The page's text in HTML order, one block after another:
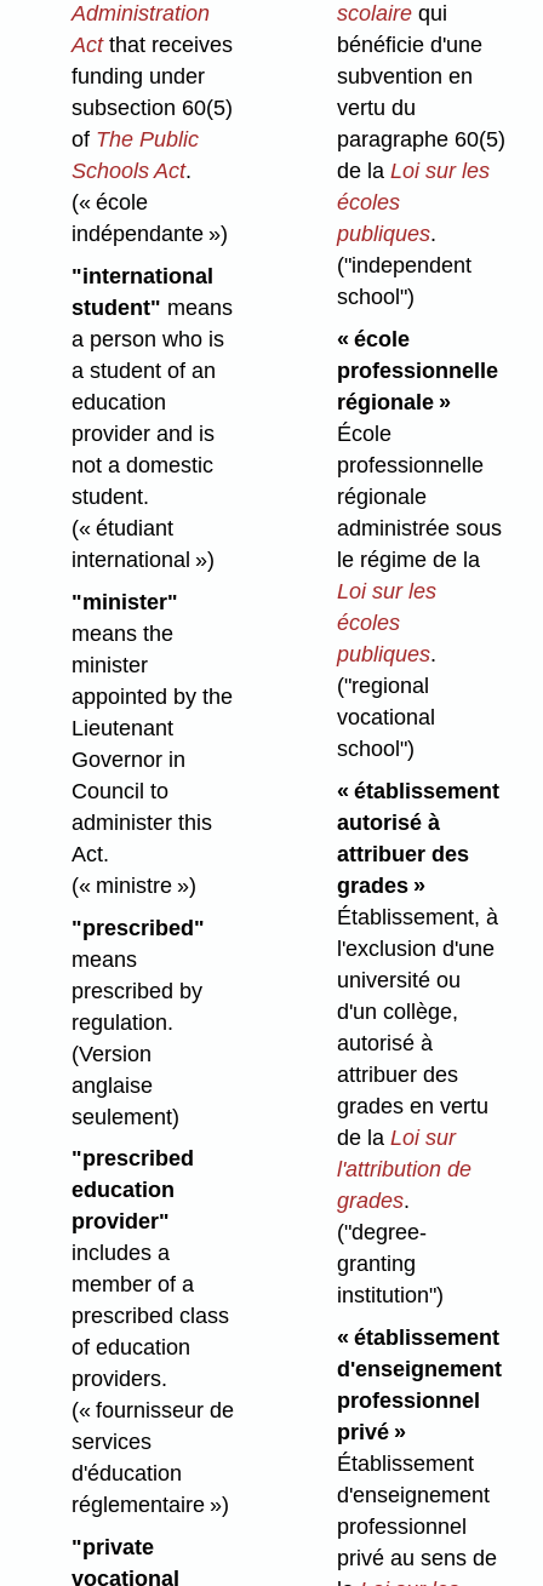
Administration
Actthat receives
funding under
subsection 60(5)
of The Public
Schools Act.
(« école
indépendante »)
"international
student" means
a person who is
a student of an
education
provider and is
not a domestic
student.
(« étudiant
international »)
"minister"
means the
minister
appointed by the
Lieutenant
Governor in
Council to
administer this
Act.
(« ministre »)
"prescribed"
means
prescribed by
regulation.
(Version
anglaise
seulement)
"prescribed
education
provider"
includes a
member of a
prescribed class
of education
providers.
(« fournisseur de
services
d'éducation
réglementaire »)
"private
vocational
scolairequi
bénéficie d'une
subvention en
vertu du
paragraphe 60(5)
de la Loi sur les
écoles
publiques.
("independent
school")
« école
professionnelle
régionale »
École
professionnelle
régionale
administrée sous
le régime de la
Loi sur les
écoles
publiques.
("regional
vocational
school")
« établissement
autorisé à
attribuer des
grades »
Établissement, à
l'exclusion d'une
université ou
d'un collège,
autorisé à
attribuer des
grades en vertu
de la Loi sur
l'attribution de
grades.
("degree-
granting
institution")
« établissement
d'enseignement
professionnel
privé »
Établissement
d'enseignement
professionnel
privé au sens de